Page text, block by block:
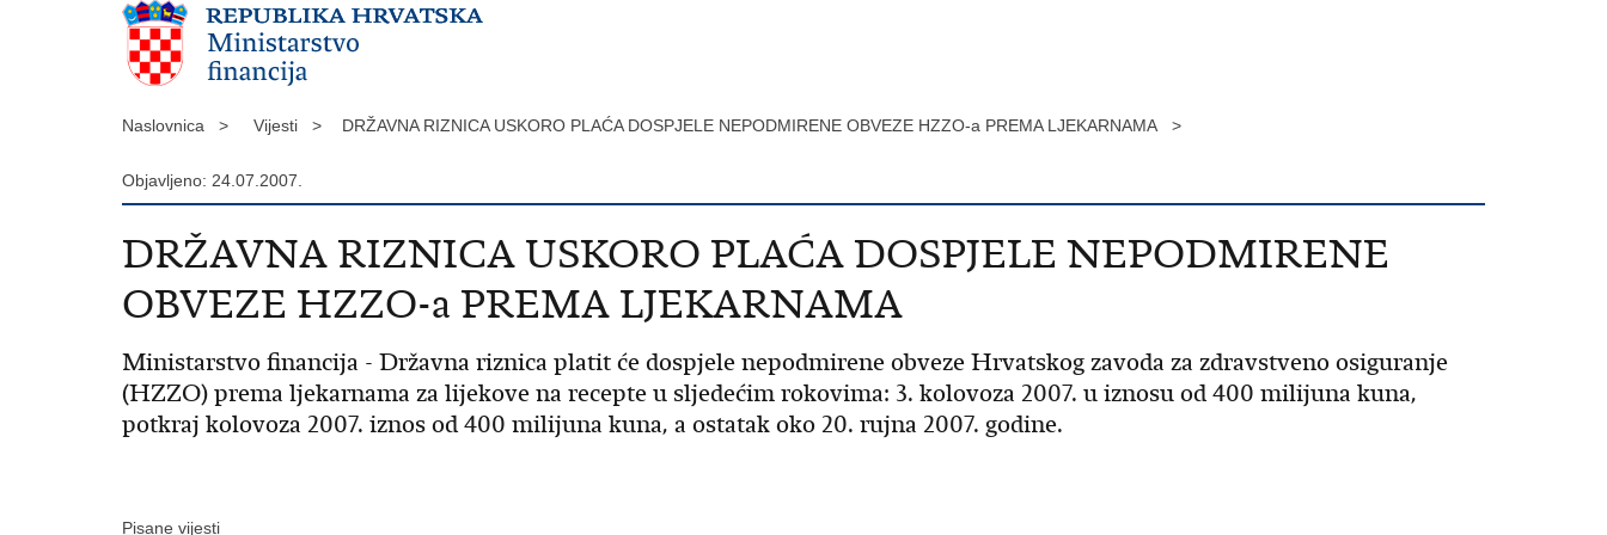
Naslovnica > Vijesti > DRŽAVNA RIZNICA USKORO PLAĆA DOSPJELE NEPODMIRENE OBVEZE HZZO-a PREMA LJEKARNAMA >
Objavljeno: 24.07.2007.
DRŽAVNA RIZNICA USKORO PLAĆA DOSPJELE NEPODMIRENE
OBVEZE HZZO-a PREMA LJEKARNAMA
Ministarstvo financija - Državna riznica platit će dospjele nepodmirene obveze Hrvatskog zavoda za zdravstveno osiguranje
(HZZO) prema ljekarnama za lijekove na recepte u sljedećim rokovima: 3. kolovoza 2007. u iznosu od 400 milijuna kuna,
potkraj kolovoza 2007. iznos od 400 milijuna kuna, a ostatak oko 20. rujna 2007. godine.
Pisane vijesti